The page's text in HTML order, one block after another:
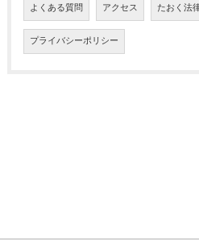
よくある質問 アクセス たおく法
プライバシーポリシー